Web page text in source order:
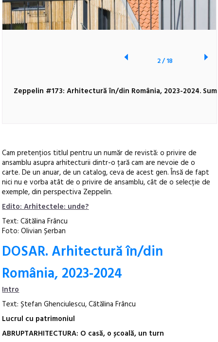
Zeppelin #173: Arhitectură în/din România, 2023-2024.
2/18
Cam pretențios titlul pentru un număr de revistă: o privire de
ansamblu asupra arhitecturii dintr-o țară cam are nevoie de o
carte. De un anuar, de un catalog, ceva de acest gen. Însă de fapt
nici nu e vorba atât de o privire de ansamblu, cât de o selecție de
exemple, din perspectiva Zeppelin.
Edito: Arhitectele: unde?
Text: Cătălina Frâncu
Foto: Olivian Șerban
DOSAR. Arhitectură în/din
România, 2023-2024
Intro
Text: Ștefan Ghenciulescu, Cătălina Frâncu
Lucrul cu patrimoniul
ABRUPTARHITECTURA: O casă, o școală, un turn